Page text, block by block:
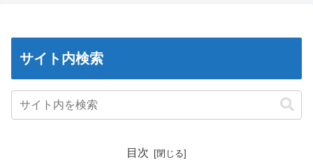
サイト内検索
目次